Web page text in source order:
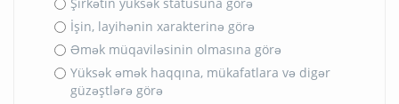
Şirkətin yüksək statusuna görə
İşin, layihənin xarakterinə görə
Əmək müqaviləsinin olmasına görə
Yüksək əmək haqqına, mükafatlara və digər
güzəştlərə görə